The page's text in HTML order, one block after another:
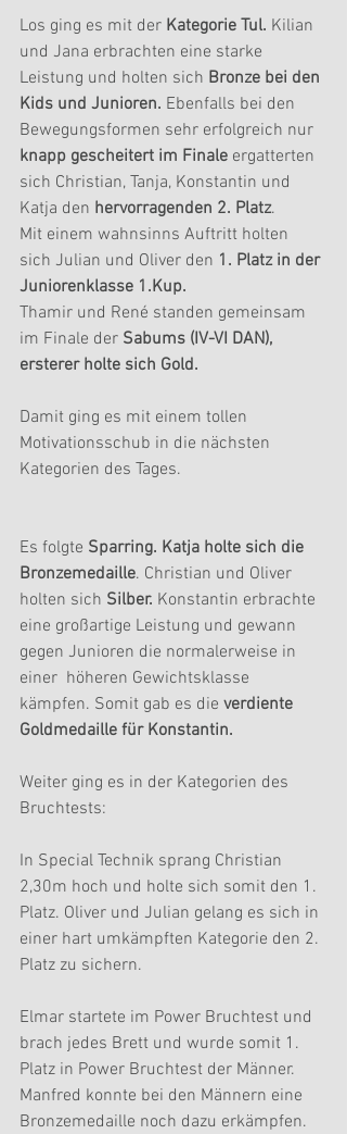
Los ging es mit der Kategorie Tul. Kilian
und Jana erbrachten eine starke
Leistung und holten sich Bronze bei den
Kids und Junioren. Ebenfalls bei den
Bewegungsformen sehr erfolgreich nur
knapp gescheitert im Finale ergatterten
sich Christian, Tanja, Konstantin und
Katja den hervorragenden 2. Platz.
Mit einem wahnsinns Auftritt holten
sich Julian und Oliver den 1. Platz in der
Juniorenklasse 1.Kup.
Thamir und René standen gemeinsam
im Finale der Sabums (IV-VI DAN),
ersterer holte sich Gold.
Damit ging es mit einem tollen
Motivationsschub in die nächsten
Kategorien des Tages.
Es folgte Sparring. Katja holte sich die
Bronzemedaille. Christian und Oliver
holten sich Silber. Konstantin erbrachte
eine großartige Leistung und gewann
gegen Junioren die normalerweise in
einer  höheren Gewichtsklasse
kämpfen. Somit gab es die verdiente
Goldmedaille für Konstantin.
Weiter ging es in der Kategorien des
Bruchtests:
In Special Technik sprang Christian
2,30m hoch und holte sich somit den 1.
Platz. Oliver und Julian gelang es sich in
einer hart umkämpften Kategorie den 2.
Platz zu sichern.
Elmar startete im Power Bruchtest und
brach jedes Brett und wurde somit 1.
Platz in Power Bruchtest der Männer.
Manfred konnte bei den Männern eine
Bronzemedaille noch dazu erkämpfen.